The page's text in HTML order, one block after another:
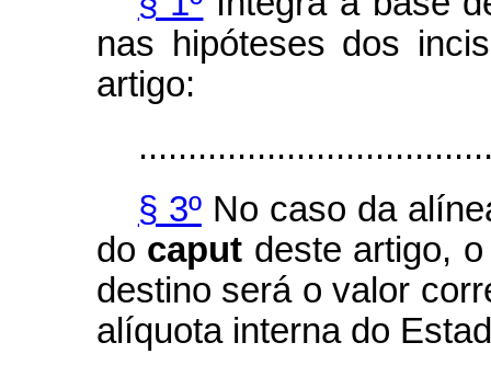
nas hipóteses dos
artigo:
§ 3ºNo caso da
do caput deste artigo,
destino será o valor
alíquota interna do